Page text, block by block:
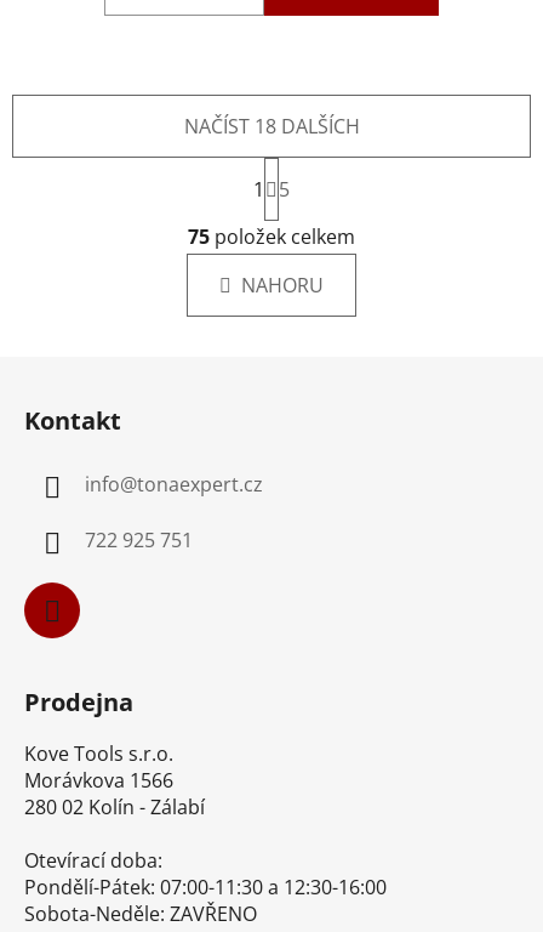
O
v
l
á
d
NAČÍST 18 DALŠÍCH
S
t
r
á
n
k
1
5
75 položek celkem
NAHORU
Kontakt
info@tonaexpert.cz
722 925 751
Prodejna
Kove Tools s.r.o.
Morávkova 1566
280 02 Kolín - Zálabí
Otevírací doba:
Pondělí-Pátek: 07:00-11:30 a 12:30-16:00
Sobota-Neděle: ZAVŘENO